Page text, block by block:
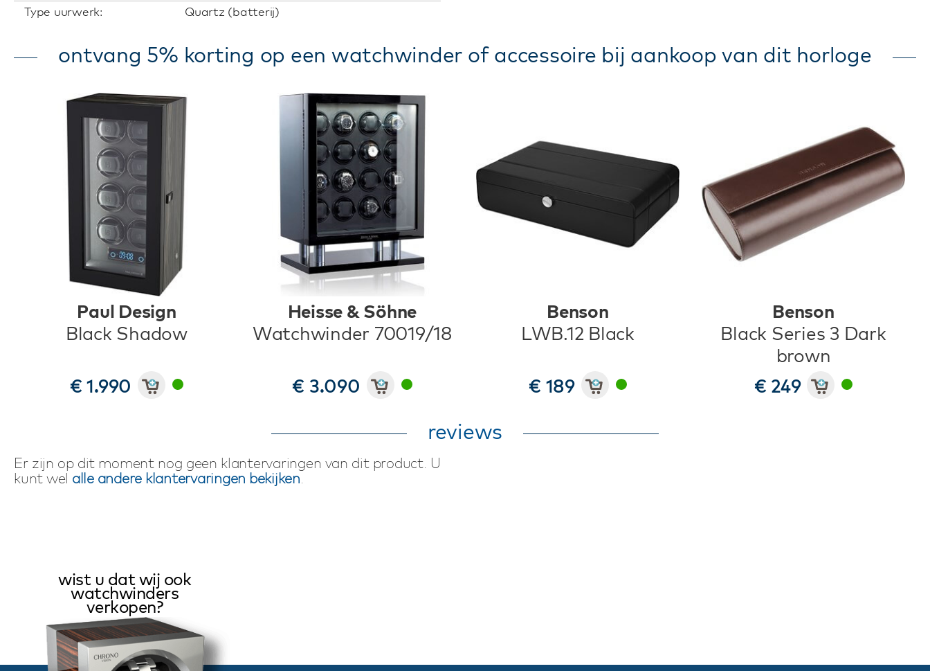
Type uurwerk:
Quartz (batterij)
ontvang 5% korting op een watchwinder of accessoire bij aankoop van dit horloge
Paul Design
Black Shadow
€ 1.990
Heisse & Söhne
Watchwinder 70019/18
€ 3.090
Benson
LWB.12 Black
€ 189
Benson
Black Series 3 Dark
brown
€ 249
reviews
Er zijn op dit moment nog geen klantervaringen van dit product. U
kunt wel alle andere klantervaringen bekijken
wist u dat wij ook
watchwinders
verkopen?